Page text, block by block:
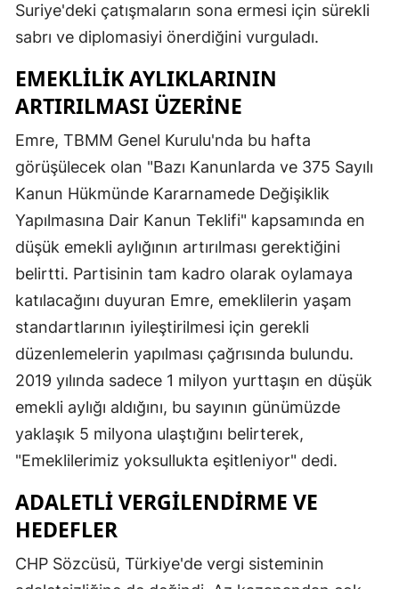
Suriye'deki çatışmaların sona ermesi için sürekli
sabrı ve diplomasiyi önerdiğini vurguladı.
EMEKLILIK AYLIKLARININ
ARTIRILMASI ÜZERINE
Emre, TBMM Genel Kurulu'nda bu hafta
görüşülecek olan "Bazı Kanunlarda ve 375 Sayılı
Kanun Hükmünde Kararnamede Değişiklik
Yapılmasına Dair Kanun Teklifi" kapsamında en
düşük emekli aylığının artırılması gerektiğini
belirtti. Partisinin tam kadro olarak oylamaya
katılacağını duyuran Emre, emeklilerin yaşam
standartlarının iyileştirilmesi için gerekli
düzenlemelerin yapılması çağrısında bulundu.
2019 yılında sadece 1 milyon yurttaşın en düşük
emekli aylığı aldığını, bu sayının günümüzde
yaklaşık 5 milyona ulaştığını belirterek,
"Emeklilerimiz yoksullukta eşitleniyor" dedi.
ADALETLI VERGILENDIRME VE
HEDEFLER
CHP Sözcüsü, Türkiye'de vergi sisteminin